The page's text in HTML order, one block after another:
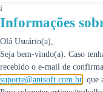
i
Informações
Olá Usuário(a),
Seja bem-vindo(a). Caso
recebido o e-mail de
suporte@antsoft.com.br ,